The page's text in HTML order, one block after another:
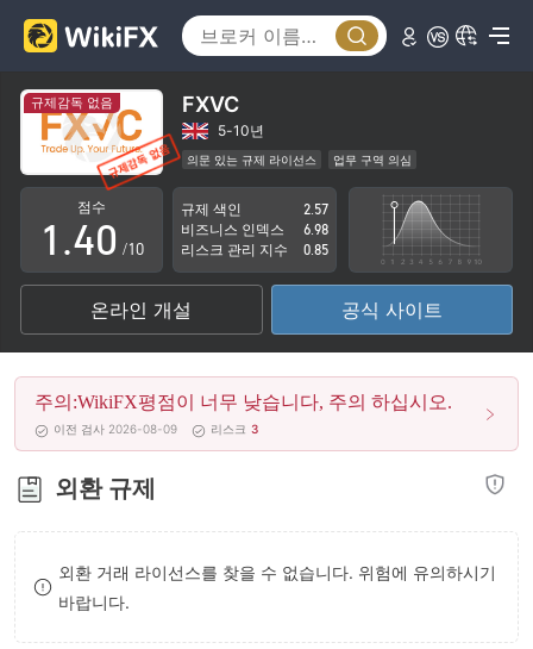
규제감독 없음 FXVC
5-10년
의문 있는 규제 라이선스
업무 구역 의심
키프로스직접 처리 실행 라이선스 (STP)탈퇴됨
잠재적 위험성이 높음
점수
0
1
2
3
4
5
6
7
8
9
.
0
1
2
3
4
5
6
7
8
9
0
1
2
3
4
5
6
7
8
/10
규제 색인
2.57
비즈니스 인덱스
6.98
리스크 관리 지수
0.85
온라인 개설 공식 사이트
주의:WikiFX평점이 너무 낮습니다, 주의 하십시오.
이전 검사 2026-08-09 리스크 3
외환 규제
외환 거래 라이선스를 찾을 수 없습니다. 위험에 유의하시기
바랍니다.